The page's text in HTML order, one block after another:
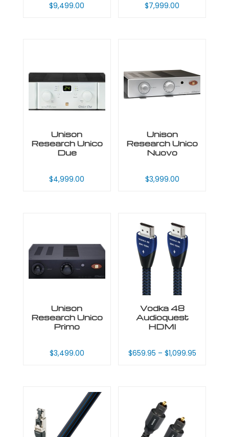
$9,499.00 $7,999.00
Unison
Research Unico
Due
$4,999.00
Unison
Research Unico
Nuovo
$3,999.00
Unison
Research Unico
Primo
$3,499.00
Vodka 48
Audioquest
HDMI
$659.95 – $1,099.95